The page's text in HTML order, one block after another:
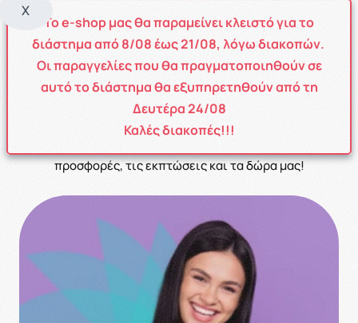
NEWSLETTER
προσφορές, τις εκπτώσεις και τα δώρα μας!
X
Το e-shop μας θα παραμείνει κλειστό για το
διάστημα από8/08έως21/08, λόγω διακοπών.
Οι παραγγελίες που θα πραγματοποιηθούν σε
αυτό το διάστημα θα εξυπηρετηθούν από τη
Δευτέρα 24/08
Καλές διακοπές!!!